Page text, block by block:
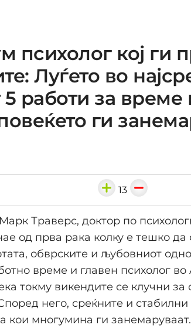
психолог кој ги
Луѓето во
5 работи за време
ги
13
Траверс, доктор по
од прва рака колку е тешко
обврските и љубовниот
време и главен психолог
токму викендите се клучни
него, среќните и
кои многумина ги занемаруваат.